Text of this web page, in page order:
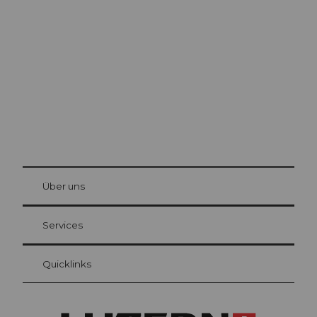
Gästekarte Luzern
Ihre Vorteile als Übernachtungsgast
at Bre
Über uns
Services
Quicklinks